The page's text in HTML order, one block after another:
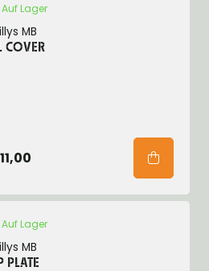
Auf Lager
MB
COVER
Auf Lager
MB
PLATE